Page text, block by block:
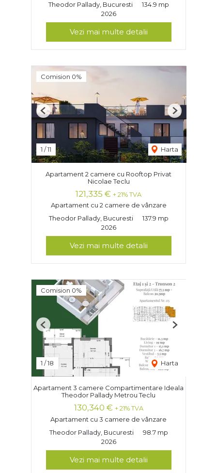
Theodor Pallady, Bucuresti
134.9 mp
2026
Vezi mai multe detalii
Comision 0%
1 /11 Harta
Previous Next
Apartament 2 camere cu Rooftop Privat
Nicolae Teclu
121,335 € + 21% TVA
Apartament cu 2 camere de vânzare
Theodor Pallady, Bucuresti
137.9 mp
2026
Vezi mai multe detalii
Comision 0%
1 /18 Harta
Previous Next
Apartament 3 camere Compartimentare Ideala
Theodor Pallady Metrou Teclu
130,340 € + 21% TVA
Apartament cu 3 camere de vânzare
Theodor Pallady, Bucuresti
98.7 mp
2026
Vezi mai multe detalii